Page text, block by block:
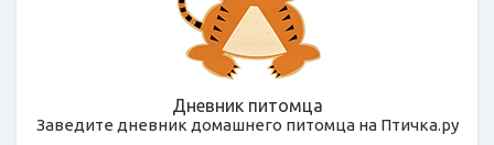
Дневник питомца
Заведите дневник домашнего питомца на Птичка.ру